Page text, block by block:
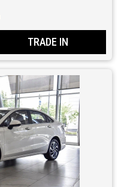
TRADE IN